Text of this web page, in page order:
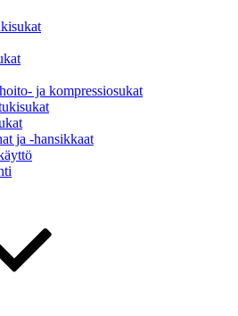
ja kompressiosukat
ja -hansikkaat